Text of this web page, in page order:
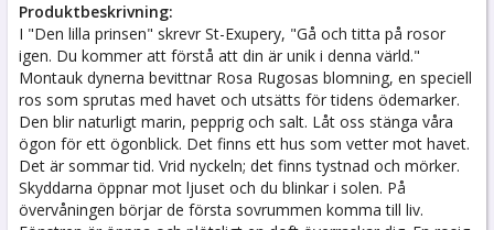
Produktbeskrivning:
I "Den lilla prinsen" skrevr St-Exupery, "Gå och titta på rosor
igen. Du kommer att förstå att din är unik i denna värld."
Montauk dynerna bevittnar Rosa Rugosas blomning, en speciell
ros som sprutas med havet och utsätts för tidens ödemarker.
Den blir naturligt marin, pepprig och salt. Låt oss stänga våra
ögon för ett ögonblick. Det finns ett hus som vetter mot havet.
Det är sommar tid. Vrid nyckeln; det finns tystnad och mörker.
Skyddarna öppnar mot ljuset och du blinkar i solen. På
övervåningen börjar de första sovrummen komma till liv.